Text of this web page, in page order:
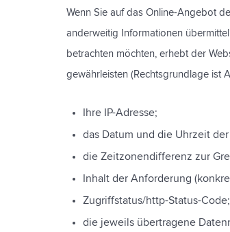
Wenn Sie auf das Online-Angebot
anderweitig Informationen
betrachten möchten, erhebt der
gewährleisten (Rechtsgrundlage ist
Ihre IP-Adresse;
das Datum und die Uhrzeit
die Zeitzonendifferenz zur
Inhalt der Anforderung
Zugriffstatus/http-Status-Code;
die jeweils übertragene